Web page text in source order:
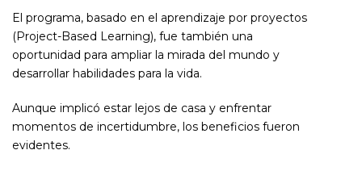
El programa, basado en el aprendizaje por proyectos
(Project-Based Learning), fue también una
oportunidad para ampliar la mirada del mundo y
desarrollar habilidades para la vida.
Aunque implicó estar lejos de casa y enfrentar
momentos de incertidumbre, los beneficios fueron
evidentes.